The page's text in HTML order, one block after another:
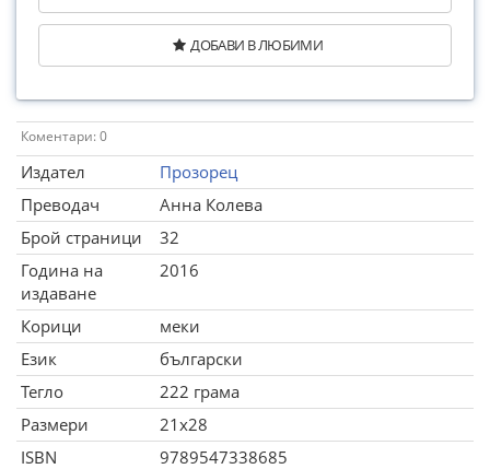
ДОБАВИ В ЛЮБИМИ
Коментари: 0
Издател
Прозорец
Преводач
Анна Колева
Брой страници
32
Година на
издаване
2016
Корици
меки
Език
български
Тегло
222 грама
Размери
21x28
ISBN
9789547338685